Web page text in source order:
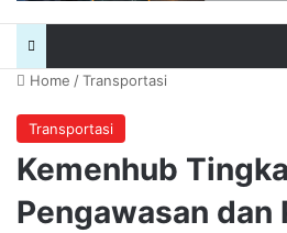
Home /Transportasi
Transportasi
Kemenhub
Pengawasan dan